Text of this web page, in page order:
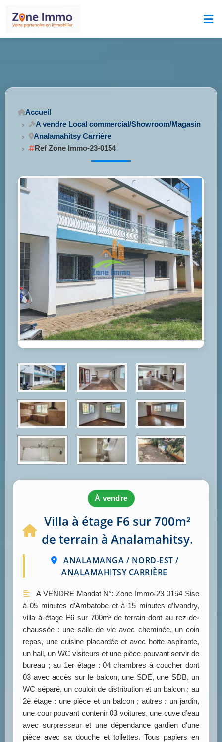
Accueil
A vendre Local commercial/Showroom/Magasin
Analamahitsy Carrière
Ref Zone Immo-23-0154
à vendre
Villa à étage F6 sur 700m²
de terrain à Analamahitsy.
ANALAMANGA / NORD-EST /
ANALAMAHITSY CARRIÈRE
A VENDRE Mandat N°: Zone Immo-23-0154 Sise
à 05 minutes d’Ambatobe et à 15 minutes d’Ivandry,
villa à étage F6 sur 700m² de terrain dont au rez-de-
chaussée : une salle de vie avec cheminée, un coin
repas, une cuisine placardée et avec hotte aspirante,
un hall, un WC visiteurs et une pièce pouvant servir de
bureau ; au 1er étage : 04 chambres à coucher dont
03 avec accès sur le balcon, une SDE, une SDB, un
WC séparé, un couloir de distribution et un balcon ; au
2è étage : une pièce et un balcon ; autres : un jardin,
une cour pouvant contenir 03 voitures, une cuve d’eau
avec surpresseur et une dépendance gardien d'une
pièce avec sa douche et toilettes. Tous papiers en